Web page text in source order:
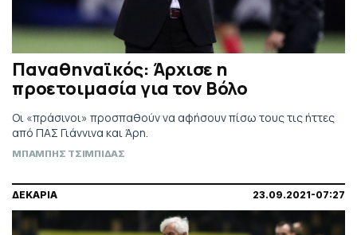
Παναθηναϊκός: Άρχισε η
προετοιμασία για τον Βόλο
Οι «πράσινοι» προσπαθούν να αφήσουν πίσω τους τις ήττες
από ΠΑΣ Γιάννινα και Άρη.
ΜΠΑΜΠΗΣ ΤΣΙΜΠΙΔΑΣ
ΔΕΚΑΡΙΑ 23.09.2021-07:27